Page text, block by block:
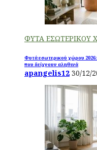
ΦΥΤΑ ΕΣΩΤΕΡΙΚΟΥ
Φυτά εσωτερικού χώρου 2026:
που δείχνουν αληθινά
apangelis12 30/12/